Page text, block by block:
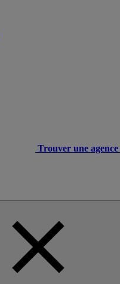
Trouver une agence